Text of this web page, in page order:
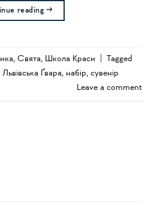
reading→
, Свята, Школа Краси
Tagged
Львівська Ґвара, набір, сувенір
Leave a comment